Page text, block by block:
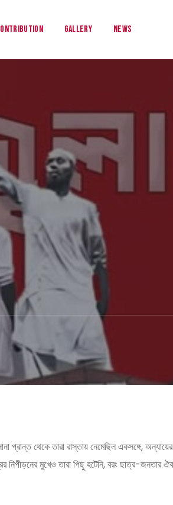
Gallery News
প্রান্ত থেকে তারা রাস্তায় নেমেছিল একসঙ্গে,
মুখেও তারা পিছু হটেনি, বরং ছাত্র-জনতার